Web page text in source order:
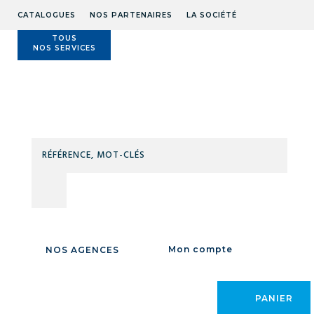
CATALOGUES NOS PARTENAIRES LA SOCIÉTÉ
TOUS
NOS SERVICES
NOS AGENCES Mon compte
PANIER